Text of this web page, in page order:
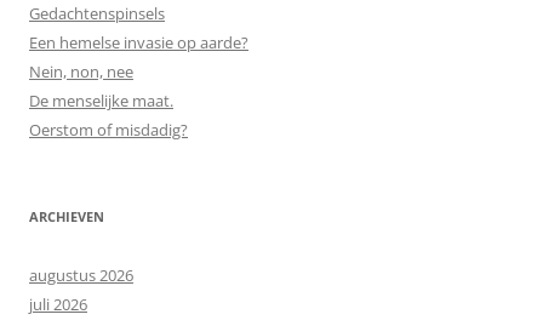
Gedachtenspinsels
Een hemelse invasie op aarde?
Nein, non, nee
De menselijke maat.
Oerstom of misdadig?
ARCHIEVEN
augustus 2026
juli 2026